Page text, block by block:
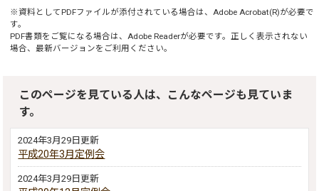
※資料としてPDFファイルが添付されている場合は、 Adobe Acrobat(R)が必要で
す。
PDF書類をご覧になる場合は、 Adobe Readerが必要です。正しく表示されない
場合、最新バージョンをご利用ください。
このページを見ている人は、こんなページも見ていま
す。
2024年3月29日更新
平成20年3月定例会
2024年3月29日更新